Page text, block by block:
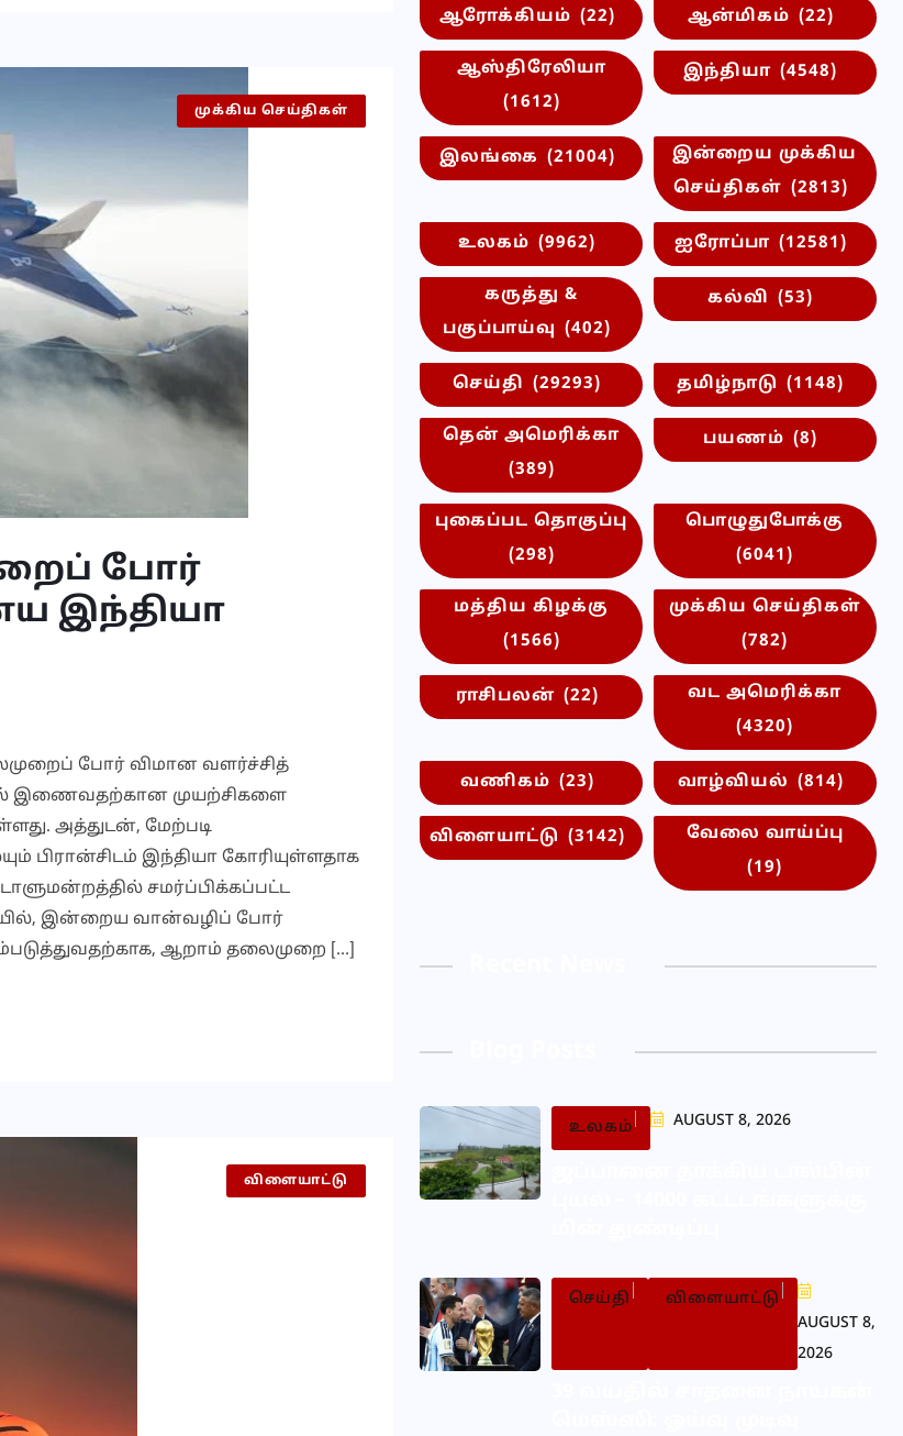
இந்தியா
செய்தி
முக்கிய செய்திகள்
போர்
இந்தியா
போர் விமான வளர்ச்சித்
இணைவதற்கான முயற்சிகளை
அத்துடன், மேற்படி
இந்தியா கோரியுள்ளதாக
சமர்ப்பிக்கப்பட்ட
இன்றைய வான்வழிப் போர்
ஆறாம் தலைமுறை […]
செய்தி
விளையாட்டு
ஆரோக்கியம் (22) ஆன்மிகம் (22)
ஆஸ்திரேலியா
(1612)
இந்தியா (4548)
இலங்கை (21004)
இன்றைய முக்கிய
செய்திகள் (2813)
உலகம் (9962) ஐரோப்பா (12581)
கருத்து &
பகுப்பாய்வு (402)
கல்வி (53)
செய்தி (29293) தமிழ்நாடு (1148)
தென் அமெரிக்கா
(389)
பயணம் (8)
புகைப்பட தொகுப்பு
(298)
பொழுதுபோக்கு
(6041)
மத்திய கிழக்கு
(1566)
முக்கிய செய்திகள்
(782)
ராசிபலன் (22)
வட அமெரிக்கா
(4320)
வணிகம் (23) வாழ்வியல் (814)
விளையாட்டு (3142)
வேலை வாய்ப்பு
(19)
உலகம் AUGUST 8, 2026
செய்தி
விளையாட்டு
AUGUST 8,
2026